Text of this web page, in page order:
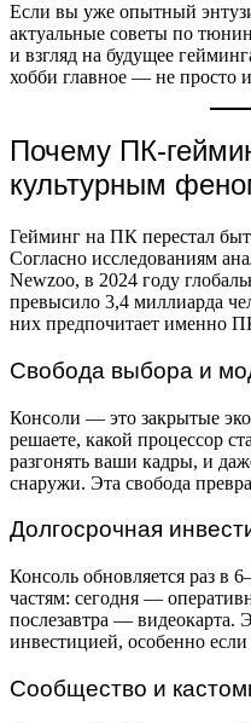
Если вы уже опытный
актуальные советы по
и взгляд на будущее
хобби главное — не просто
Почему ПК-
культурным
Гейминг на ПК перестал
Согласно исследованиям
Newzoo, в 2024 году
превысило 3,4 миллиарда
них предпочитает именно
Свобода выбора и
Консоли — это закрытые
решаете, какой процессор
разгонять ваши кадры, и
снаружи. Эта свобода
Долгосрочная
Консоль обновляется раз в
частям: сегодня —
послезавтра — видеокарта.
инвестицией, особенно
Сообщество и